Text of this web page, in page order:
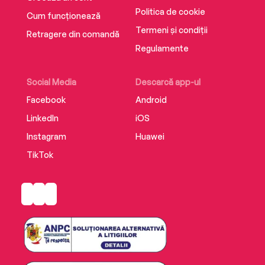
The Miserable Mill
The Ersatz Elevator
The Vile Village
The Hostile Hospital
The Carnivorous Carnival
Cum funcționează
Retragere din comandă
Social Media
Facebook
LinkedIn
Instagram
TikTok
Descarcă app-ul
Android
iOS
Huawei
Politica de cookie
Termeni și condiții
Regulamente